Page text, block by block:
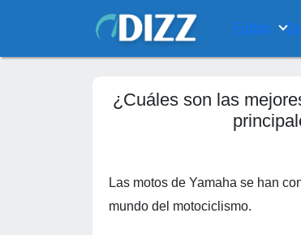
Fútbol
¿Cuáles son las
Las motos de Yamaha se han
mundo del motociclismo.